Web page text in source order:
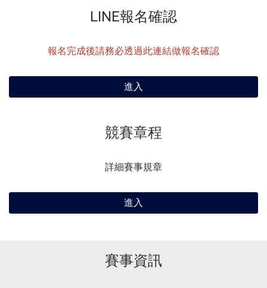
LINE報名確認
報名完成後請務必透過此連結做報名確認
進入
競賽章程
詳細賽事規章
進入
賽事資訊